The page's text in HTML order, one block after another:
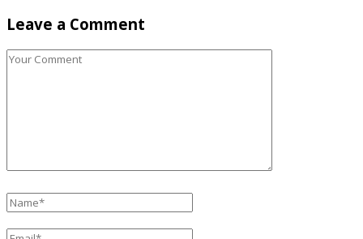
Leave a Comment